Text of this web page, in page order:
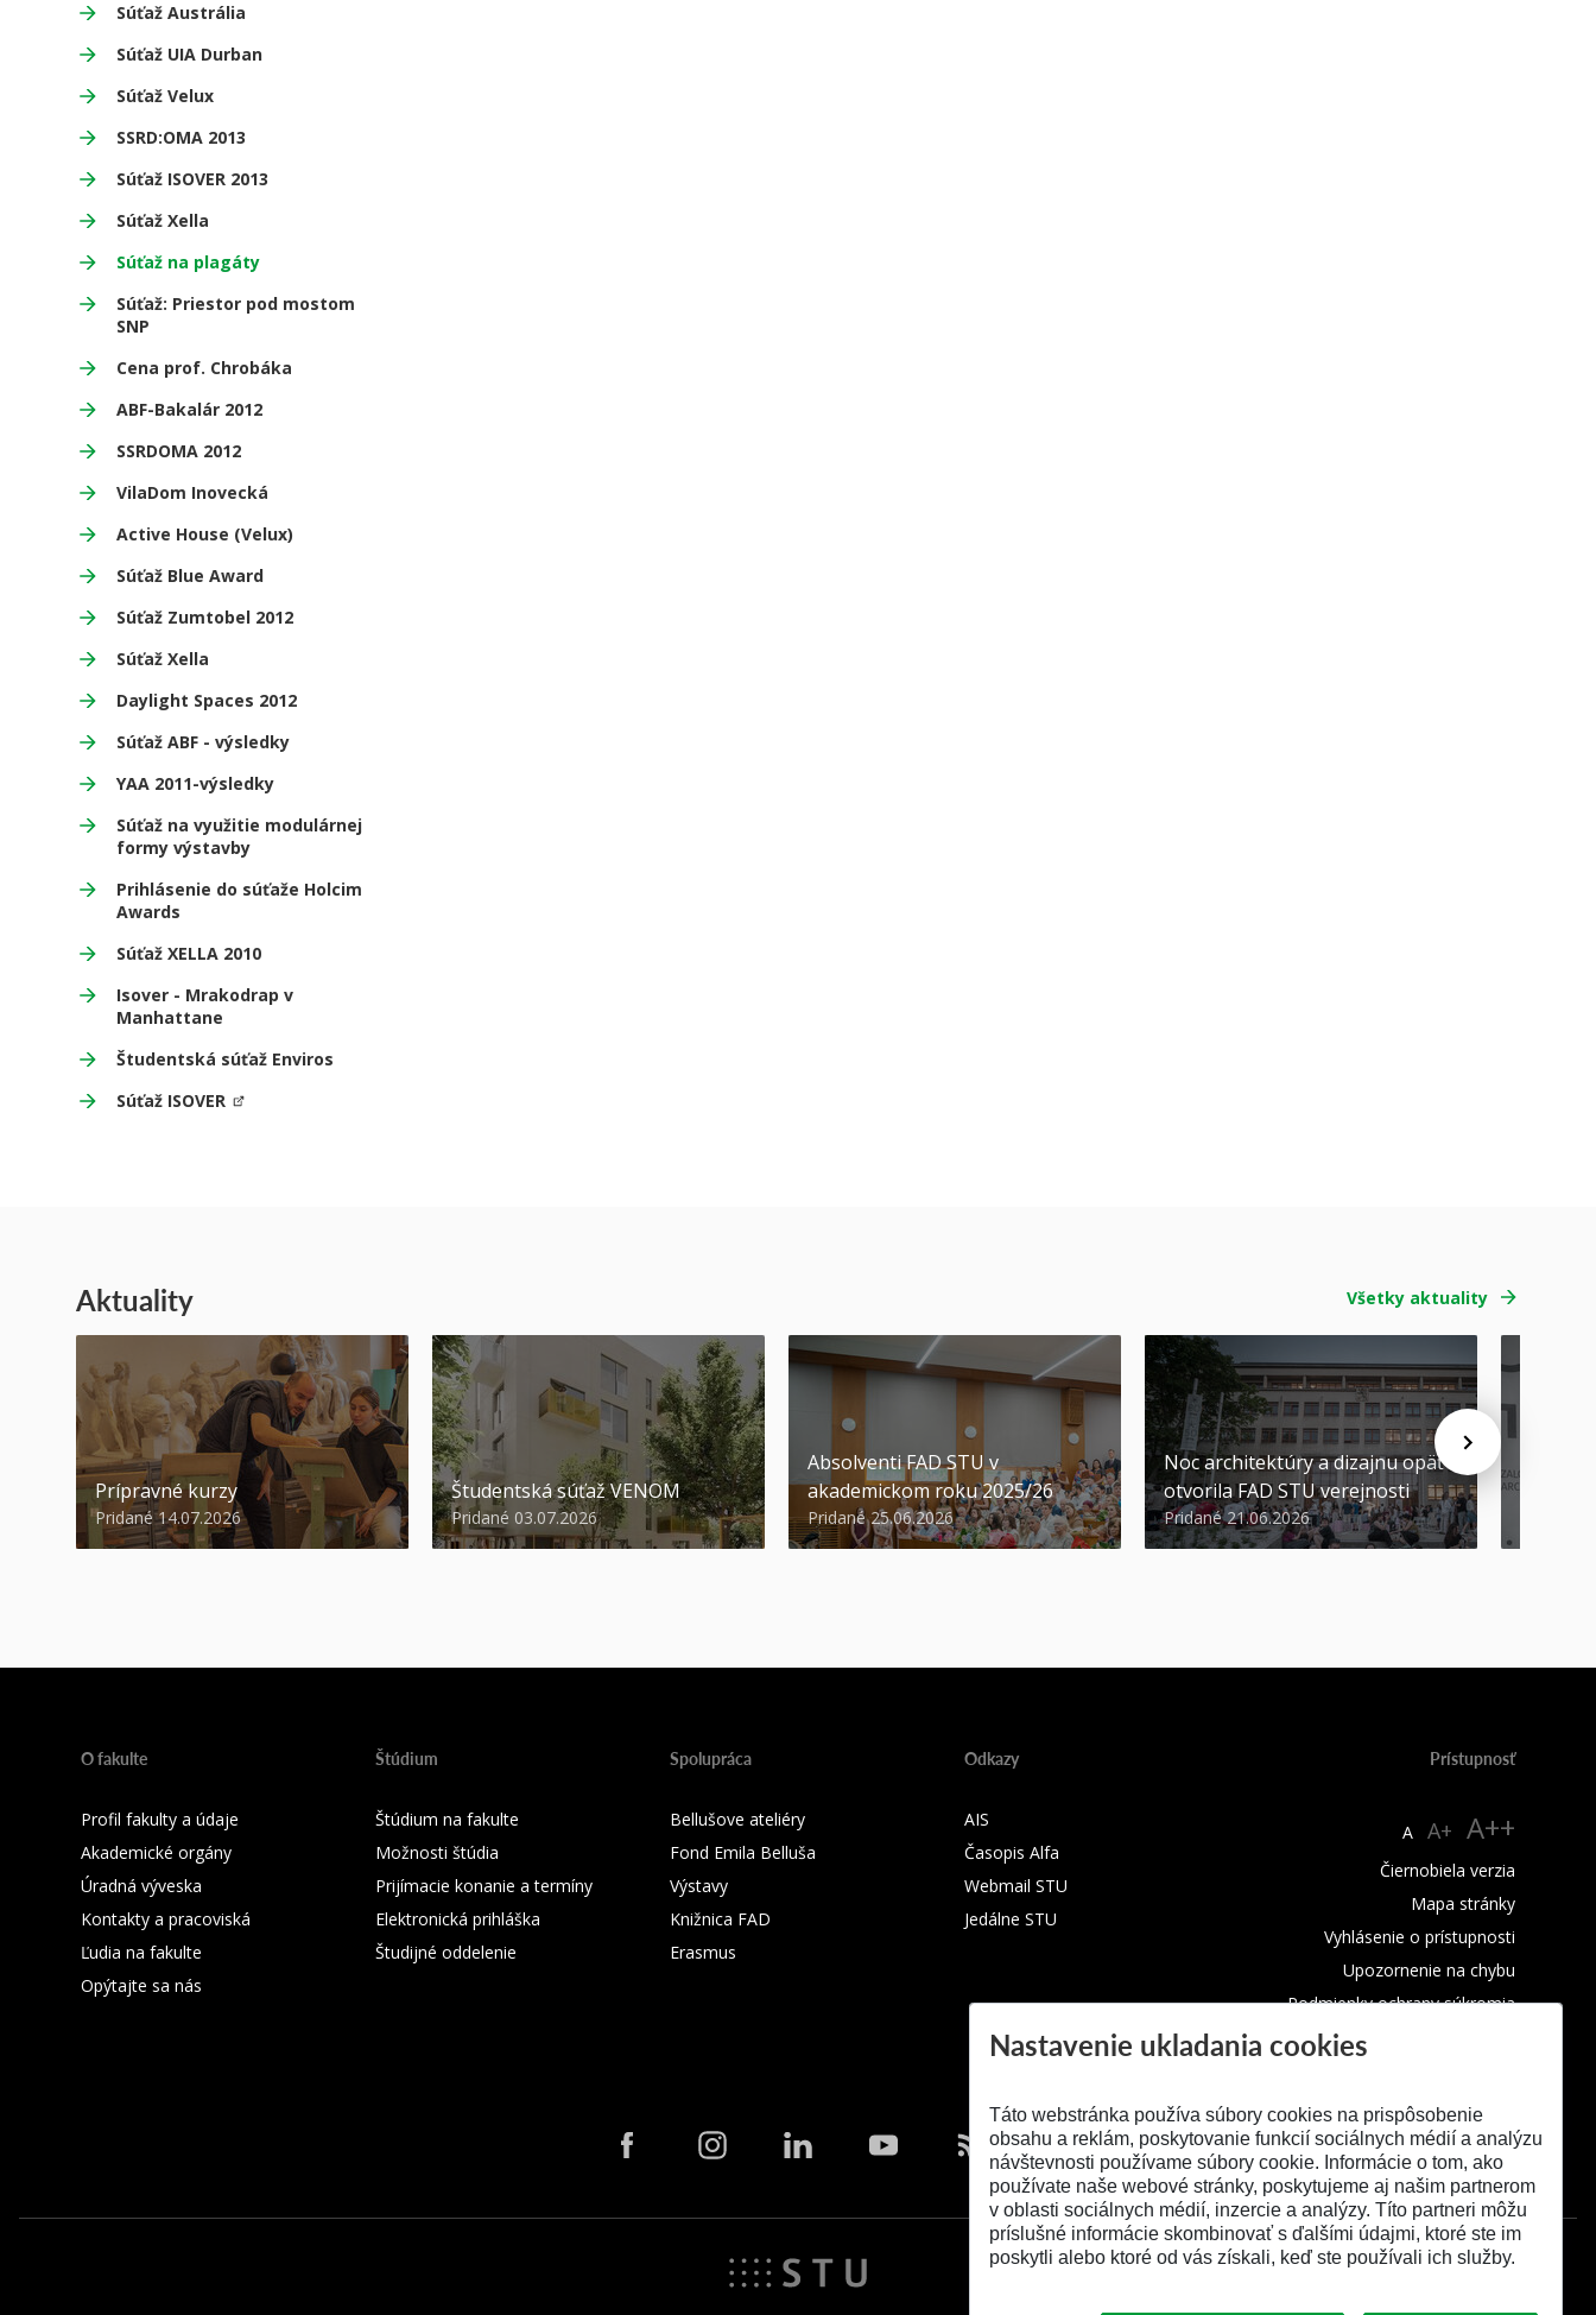
Súťaž Austrália
Súťaž UIA Durban
Súťaž Velux
SSRD:OMA 2013
Súťaž ISOVER 2013
Súťaž Xella
Súťaž na plagáty
Súťaž: Priestor pod mostom
SNP
Cena prof. Chrobáka
ABF-Bakalár 2012
SSRDOMA 2012
VilaDom Inovecká
Active House (Velux)
Súťaž Blue Award
Súťaž Zumtobel 2012
Súťaž Xella
Daylight Spaces 2012
Súťaž ABF - výsledky
YAA 2011-výsledky
Súťaž na využitie modulárnej
formy výstavby
Prihlásenie do súťaže Holcim
Awards
Súťaž XELLA 2010
Isover - Mrakodrap v
Manhattane
Študentská súťaž Enviros
Súťaž ISOVER
Aktuality Všetky aktuality
Prípravné kurzy
Pridané 14.07.2026
Študentská súťaž VENOM
Pridané 03.07.2026
Absolventi FAD STU v
akademickom roku 2025/26
Pridané 25.06.2026
Noc architektúry a dizajnu opäť
otvorila FAD STU verejnosti
Pridané 21.06.2026
O fakulte
Profil fakulty a údaje
Akademické orgány
Úradná výveska
Kontakty a pracoviská
Ľudia na fakulte
Opýtajte sa nás
Štúdium
Štúdium na fakulte
Možnosti štúdia
Prijímacie konanie a termíny
Elektronická prihláška
Študijné oddelenie
Spolupráca
Bellušove ateliéry
Fond Emila Belluša
Výstavy
Knižnica FAD
Erasmus
Odkazy
AIS
Časopis Alfa
Webmail STU
Jedálne STU
Prístupnosť
A A+ A++
Čiernobiela verzia
Mapa stránky
Vyhlásenie o prístupnosti
Upozornenie na chybu
Podmienky ochrany súkromia
Nastavenie ukladania cookies
Táto webstránka používa súbory cookies na prispôsobenie
obsahu a reklám, poskytovanie funkcií sociálnych médií a analýzu
návštevnosti používame súbory cookie. Informácie o tom, ako
používate naše webové stránky, poskytujeme aj našim partnerom
v oblasti sociálnych médií, inzercie a analýzy. Títo partneri môžu
príslušné informácie skombinovať s ďalšími údajmi, ktoré ste im
poskytli alebo ktoré od vás získali, keď ste používali ich služby.